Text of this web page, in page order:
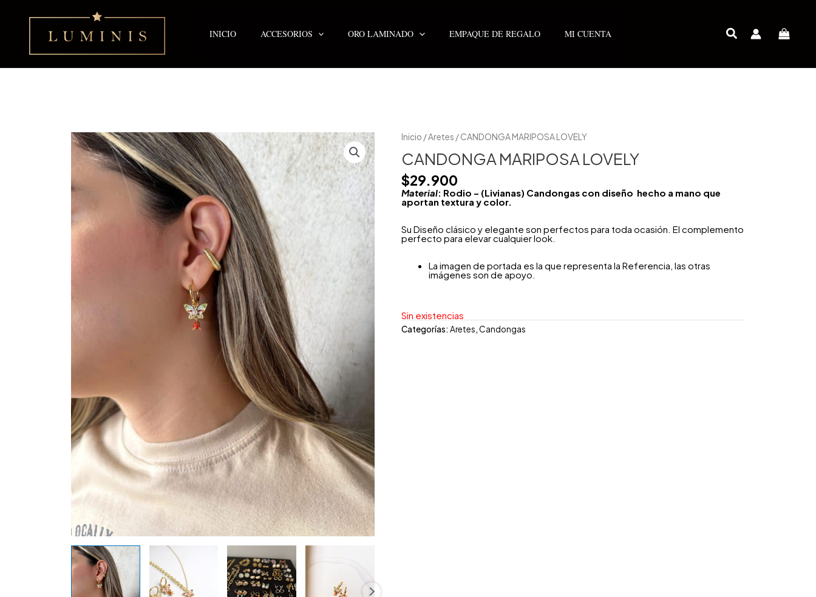
contenido
INICIO
ACCESORIOS ORO LAMINADO EMPAQUE DE REGALO MI CUENTA
Inicio /Aretes / CANDONGA MARIPOSA LOVELY
CANDONGA MARIPOSA LOVELY
$29.900
Material: Rodio – (Livianas) Candongas con diseño hecho a mano que
aportan textura y color.
Su Diseño clásico y elegante son perfectos para toda ocasión. El complemento
perfecto para elevar cualquier look.
La imagen de portada es la que representa la Referencia, las otras
imágenes son de apoyo.
Sin existencias
Categorías: Aretes,Candongas